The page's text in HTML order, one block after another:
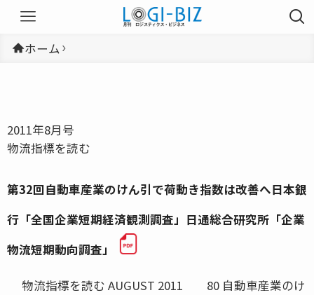
ホーム
2011年8月号
物流指標を読む
第32回自動車産業のけん引で荷動き指数は改善へ日本銀
行「全国企業短期経済観測調査」日通総合研究所「企業
物流短期動向調査」
物流指標を読む AUGUST 2011 80 自動車産業のけ